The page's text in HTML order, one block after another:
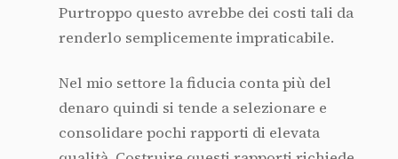
Purtroppo questo avrebbe dei costi tali da
renderlo semplicemente impraticabile.
Nel mio settore la fiducia conta più del
denaro quindi si tende a selezionare e
consolidare pochi rapporti di elevata